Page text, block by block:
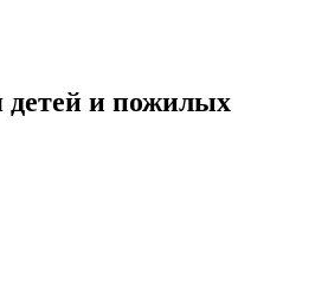
и пожилых